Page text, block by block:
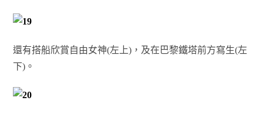
還有搭船欣賞自由女神(左上)，及在巴黎鐵塔前方寫生(左
下)。